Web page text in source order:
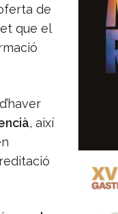
de
que el
, així